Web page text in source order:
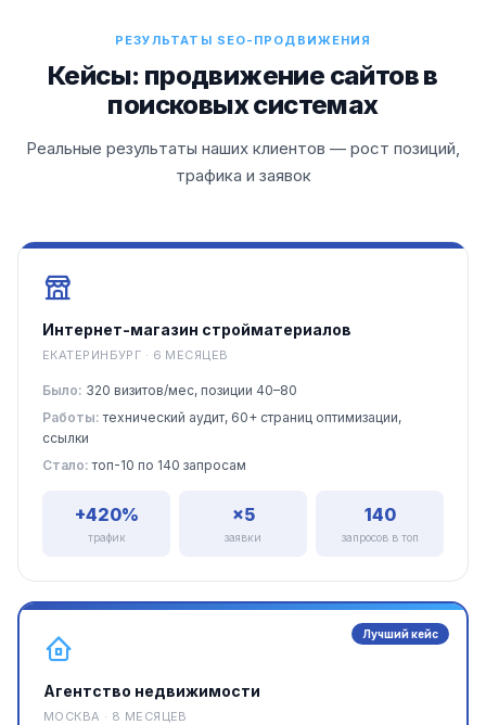
РЕЗУЛЬТАТЫ SEO-ПРОДВИЖЕНИЯ
Кейсы: продвижение сайтов в
поисковых системах
Реальные результаты наших клиентов — рост позиций,
трафика и заявок
Интернет-магазин стройматериалов
ЕКАТЕРИНБУРГ · 6 МЕСЯЦЕВ
Было: 320 визитов/мес, позиции 40–80
Работы: технический аудит, 60+ страниц оптимизации,
ссылки
Стало: топ-10 по 140 запросам
+420%
трафик
×5
заявки
140
запросов в топ
Лучший кейс
Агентство недвижимости
МОСКВА · 8 МЕСЯЦЕВ